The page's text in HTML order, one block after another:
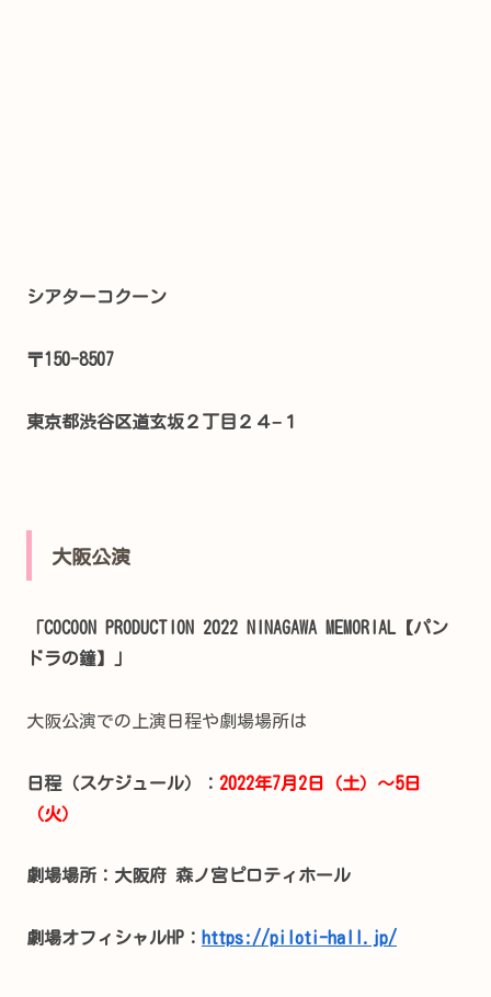
シアターコクーン
〒150-8507
東京都渋谷区道玄坂２丁目２４−１
大阪公演
「COCOON PRODUCTION 2022 NINAGAWA MEMORIAL【パン
ドラの鐘】」
大阪公演での上演日程や劇場場所は
日程（スケジュール）： 2022年7月2日（土）～5日
（火）
劇場場所：大阪府 森ノ宮ピロティホール
劇場オフィシャルHP： https://piloti-hall.jp/